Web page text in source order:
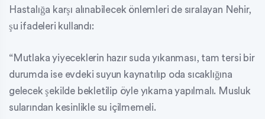
Hastalığa karşı alınabilecek önlemleri de sıralayan Nehir,
şu ifadeleri kullandı:
“Mutlaka yiyeceklerin hazır suda yıkanması, tam tersi bir
durumda ise evdeki suyun kaynatılıp oda sıcaklığına
gelecek şekilde bekletilip öyle yıkama yapılmalı. Musluk
sularından kesinlikle su içilmemeli.